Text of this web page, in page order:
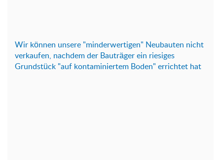
Wir können unsere "minderwertigen" Neubauten nicht
verkaufen, nachdem der Bauträger ein riesiges
Grundstück "auf kontaminiertem Boden" errichtet hat